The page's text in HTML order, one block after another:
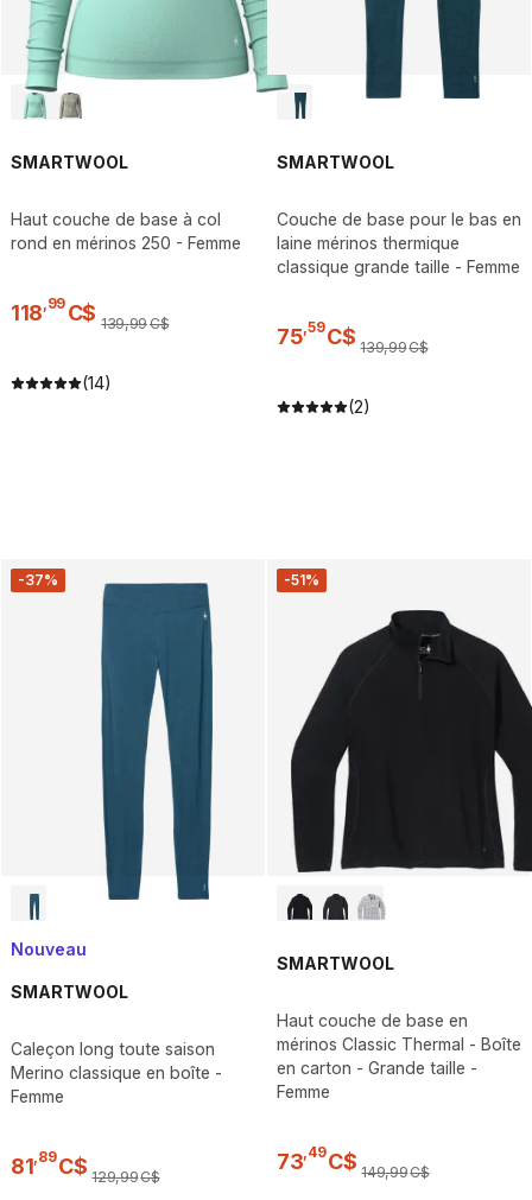
SMARTWOOL
Haut couche de base à col
rond en mérinos 250 - Femme
118,99 C$ 139,99C$
(14)
SMARTWOOL
Couche de base pour le bas en
laine mérinos thermique
classique grande taille - Femme
75,59C$ 139,99C$
(2)
-37%
Nouveau
SMARTWOOL
Caleçon long toute saison
Merino classique en boîte -
Femme
81 89C$ 129,99C$
-51%
SMARTWOOL
Haut couche de base en
mérinos Classic Thermal - Boîte
en carton - Grande taille -
Femme
73 49C$ 149,99C$